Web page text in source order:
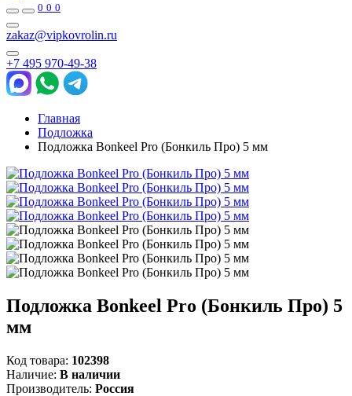
0 0 0
zakaz@vipkovrolin.ru
+7 495 970-49-38
Главная
Подложка
Подложка Bonkeel Pro (Бонкиль Про) 5 мм
Подложка Bonkeel Pro (Бонкиль Про) 5
мм
Код товара: 102398
Наличие: В наличии
Производитель: Россия